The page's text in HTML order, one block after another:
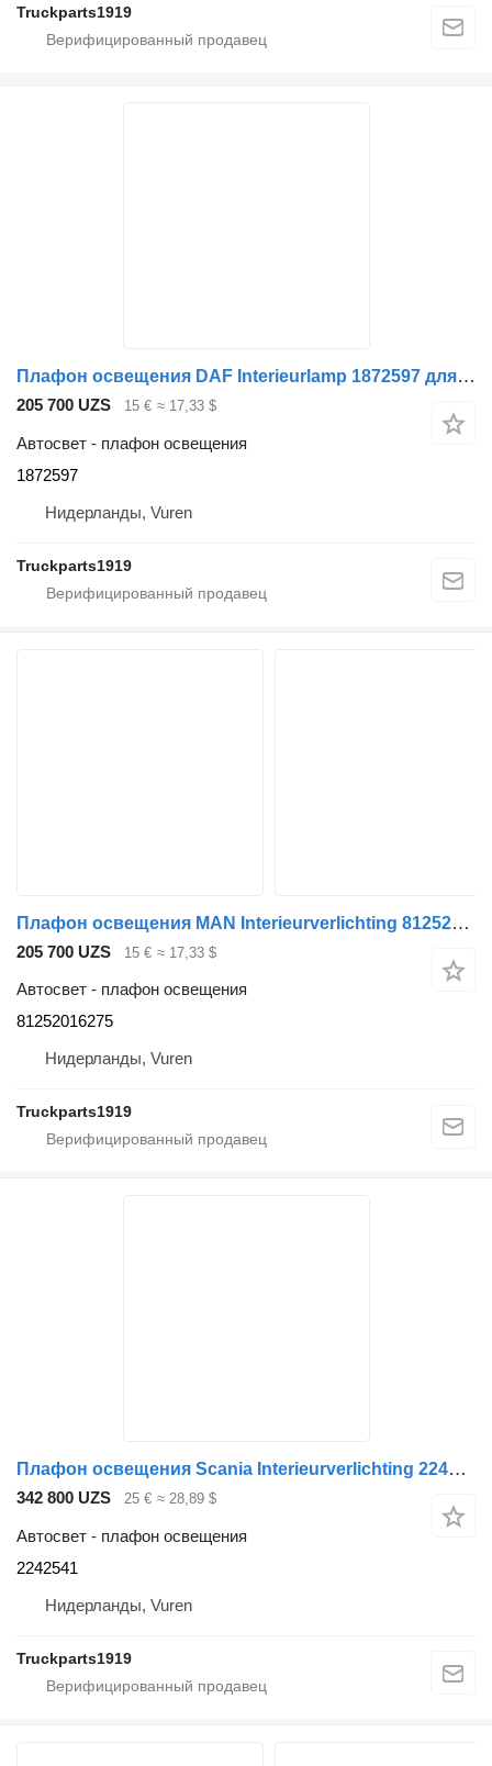
Truckparts1919
Плафон освещения DAF Interieurlamp 1872597 для грузовика
205 700 UZS 15 € ≈ 17,33 $
Автосвет - плафон освещения
1872597
Нидерланды, Vuren
Truckparts1919
Плафон освещения MAN Interieurverlichting 81252016275 для грузовика
205 700 UZS 15 € ≈ 17,33 $
Автосвет - плафон освещения
81252016275
Нидерланды, Vuren
Truckparts1919
Плафон освещения Scania Interieurverlichting 2242541 для грузовика
342 800 UZS 25 € ≈ 28,89 $
Автосвет - плафон освещения
2242541
Нидерланды, Vuren
Truckparts1919